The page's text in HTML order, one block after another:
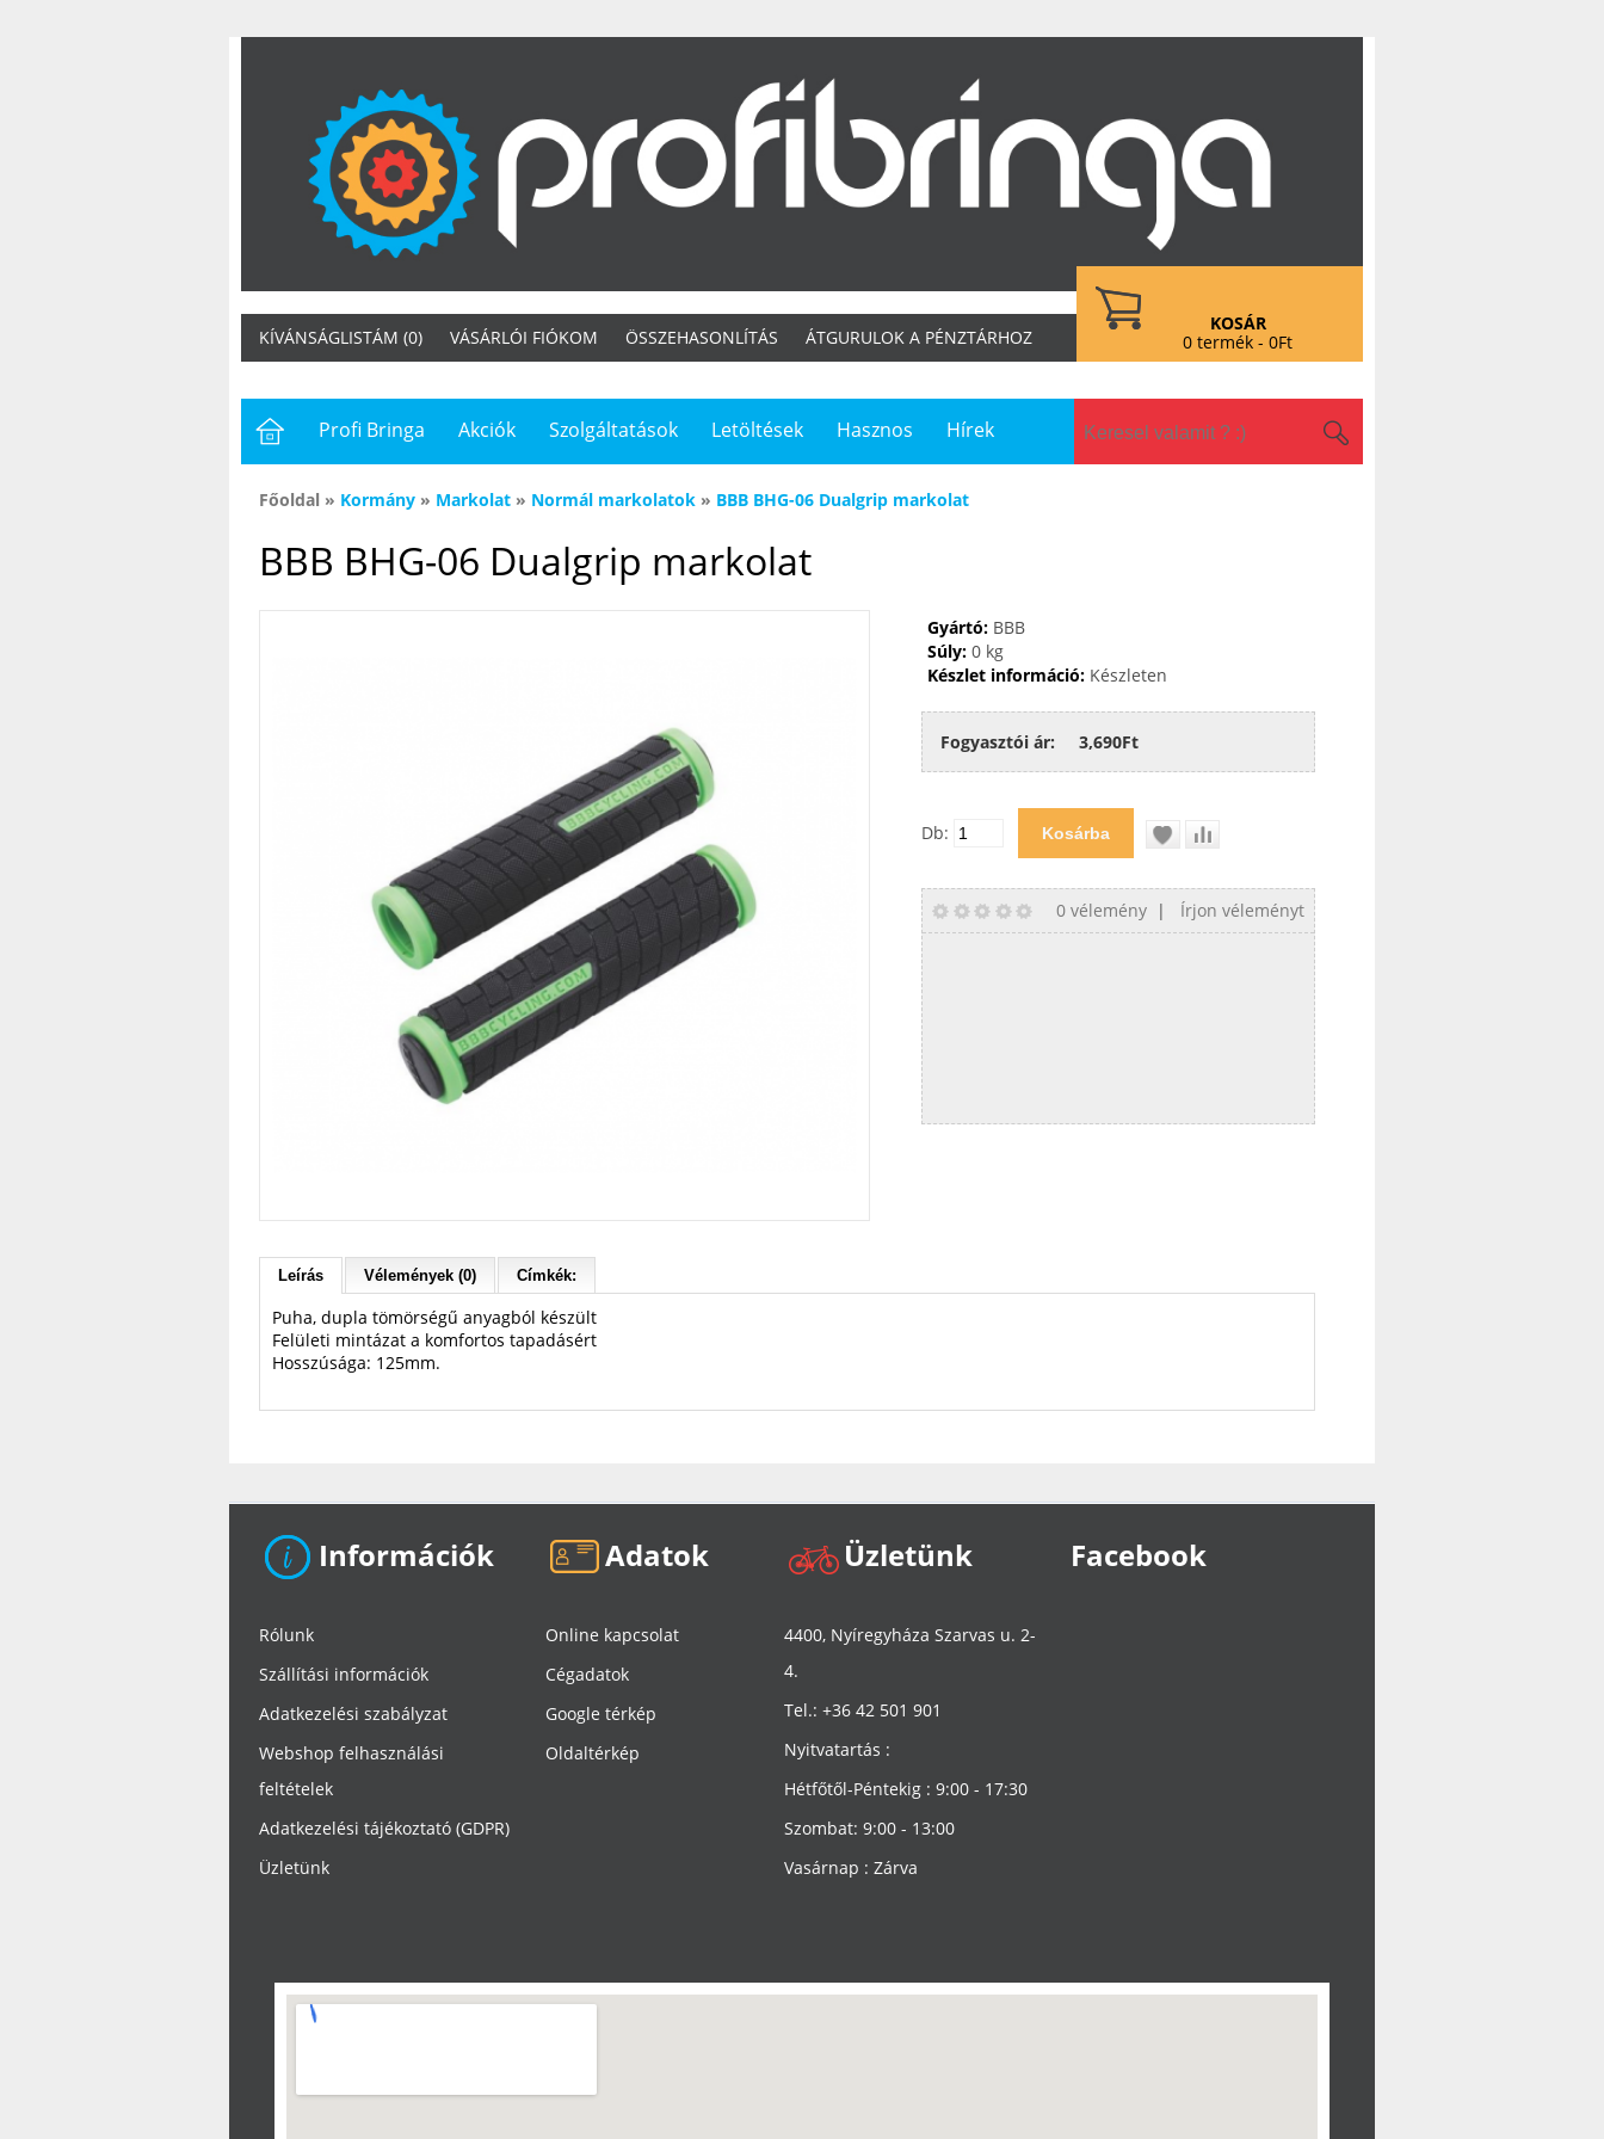
KOSÁR
0 termék - 0Ft
KÍVÁNSÁGLISTÁM (0) VÁSÁRLÓI FIÓKOM ÖSSZEHASONLÍTÁS ÁTGURULOK A PÉNZTÁRHOZ
Profi Bringa Akciók Szolgáltatások Letöltések Hasznos Hírek
Főoldal » Kormány » Markolat » Normál markolatok » BBB BHG-06 Dualgrip markolat
BBB BHG-06 Dualgrip markolat
Gyártó: BBB
Súly: 0 kg
Készlet információ: Készleten
Fogyasztói ár: 3,690Ft
Db:
0 vélemény | Írjon véleményt
Leírás Vélemények (0) Címkék:
Puha, dupla tömörségű anyagból készült
Felületi mintázat a komfortos tapadásért
Hosszúsága: 125mm.
Információk
Rólunk
Szállítási információk
Adatkezelési szabályzat
Webshop felhasználási
feltételek
Adatkezelési tájékoztató (GDPR)
Üzletünk
Adatok
Online kapcsolat
Cégadatok
Google térkép
Oldaltérkép
Üzletünk
4400, Nyíregyháza Szarvas u. 2-
4.
Tel.: +36 42 501 901
Nyitvatartás :
Hétfőtől-Péntekig : 9:00 - 17:30
Szombat: 9:00 - 13:00
Vasárnap : Zárva
Facebook